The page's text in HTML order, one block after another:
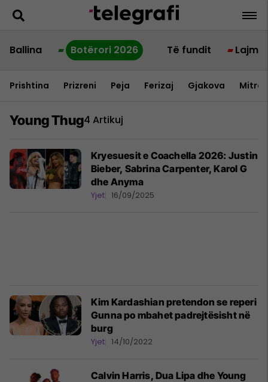
Ballina Botërori 2026 Të fundit Lajme
Prishtina Prizreni Peja Ferizaj Gjakova
Young Thug4 Artikuj
Kryesuesit e Coachella 2026: Justin
Bieber, Sabrina Carpenter, Karol G
dhe Anyma
Yjet 16/09/2025
Kim Kardashian pretendon se reperi
Gunna po mbahet padrejtësisht në
burg
Yjet 14/10/2022
Calvin Harris, Dua Lipa dhe Young